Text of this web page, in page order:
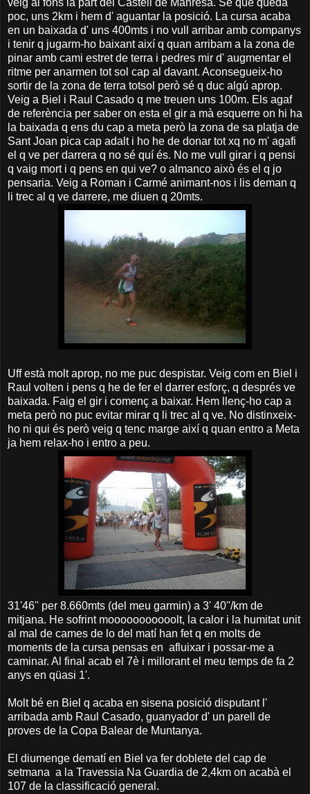
veig al fons la part del Castell de Manresa. Sé que queda
poc, uns 2km i hem d' aguantar la posició. La cursa acaba
en un baixada d' uns 400mts i no vull arribar amb companys
i tenir q jugarm-ho baixant així q quan arribam a la zona de
pinar amb cami estret de terra i pedres mir d' augmentar el
ritme per anarmen tot sol cap al davant. Aconsegueix-ho
sortir de la zona de terra totsol però sé q duc algú aprop.
Veig a Biel i Raul Casado q me treuen uns 100m. Els agaf
de referència per saber on esta el gir a mà esquerre on hi ha
la baixada q ens du cap a meta però la zona de sa platja de
Sant Joan pica cap adalt i ho he de donar tot xq no m' agafi
el q ve per darrera q no sé quí és. No me vull girar i q pensi
q vaig mort i q pens en qui ve? o almanco això és el q jo
pensaria. Veig a Roman i Carmé animant-nos i lis deman q
li trec al q ve darrere, me diuen q 20mts.
Uff està molt aprop, no me puc despistar. Veig com en Biel i
Raul volten i pens q he de fer el darrer esforç, q després ve
baixada. Faig el gir i començ a baixar. Hem llenç-ho cap a
meta però no puc evitar mirar q li trec al q ve. No distinxeix-
ho ni qui és però veig q tenc marge així q quan entro a Meta
ja hem relax-ho i entro a peu.
31'46'' per 8.660mts (del meu garmin) a 3' 40''/km de
mitjana. He sofrint mooooooooooolt, la calor i la humitat unit
al mal de cames de lo del matí han fet q en molts de
moments de la cursa pensas en afluixar i possar-me a
caminar. Al final acab el 7è i millorant el meu temps de fa 2
anys en qüasi 1'.
Molt bé en Biel q acaba en sisena posició disputant l'
arribada amb Raul Casado, guanyador d' un parell de
proves de la Copa Balear de Muntanya.
El diumenge dematí en Biel va fer doblete del cap de
setmana a la Travessia Na Guardia de 2,4km on acabà el
107 de la classificació general.